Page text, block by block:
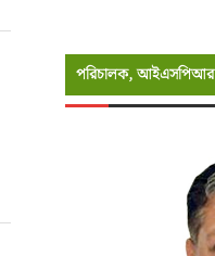
পরিচালক, আইএসপিআর